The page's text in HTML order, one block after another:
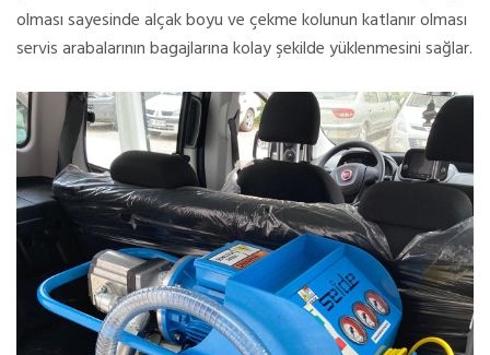
olması sayesinde alçak boyu ve çekme kolunun katlanır olması
servis arabalarının bagajlarına kolay şekilde yüklenmesini sağlar.